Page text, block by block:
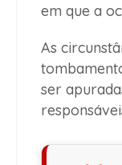
em que a
As
ser